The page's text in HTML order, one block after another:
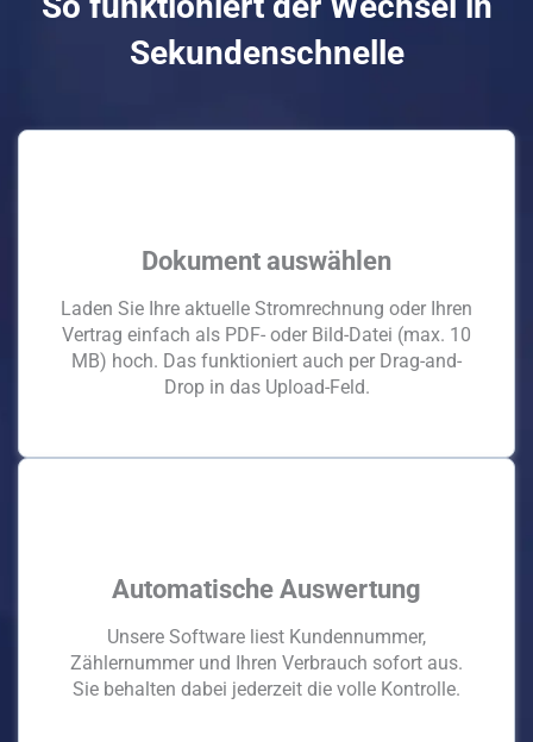
Sekundenschnelle
Dokument auswählen
Laden Sie Ihre aktuelle Stromrechnung oder Ihren
Vertrag einfach als PDF- oder Bild-Datei (max. 10
MB) hoch. Das funktioniert auch per Drag-and-
Drop in das Upload-Feld.
Automatische Auswertung
Unsere Software liest Kundennummer,
Zählernummer und Ihren Verbrauch sofort aus.
Sie behalten dabei jederzeit die volle Kontrolle.